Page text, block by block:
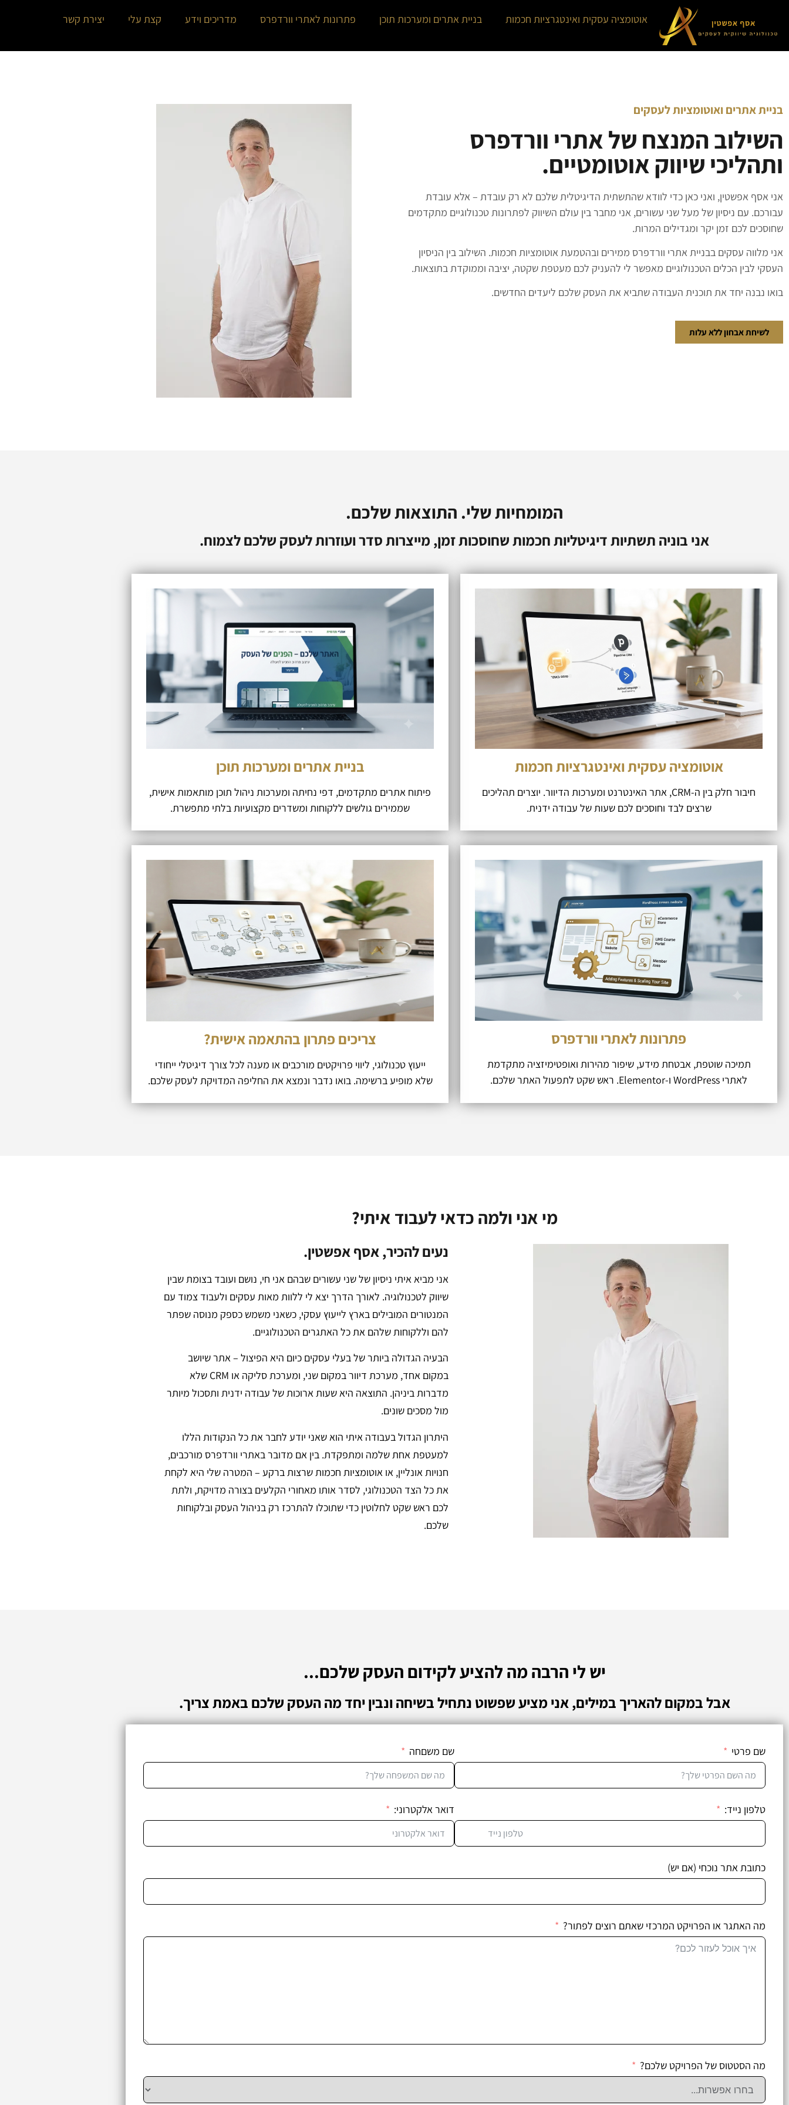
אוטומציה עסקית ואינטגרציות חכמות בניית אתרים ומערכות תוכן פתרונות לאתרי וורדפרס מדריכים וידע קצת עלי יצירת קשר
בניית אתרים ואוטומציות לעסקים
השילוב המנצח של אתרי וורדפרס
ותהליכי שיווק אוטומטיים.
אני אסף אפשטין, ואני כאן כדי לוודא שהתשתית הדיגיטלית שלכם לא רק עובדת – אלא עובדת
עבורכם. עם ניסיון של מעל שני עשורים, אני מחבר בין עולם השיווק לפתרונות טכנולוגיים מתקדמים
שחוסכים לכם זמן יקר ומגדילים המרות.
אני מלווה עסקים בבניית אתרי וורדפרס ממירים ובהטמעת אוטומציות חכמות. השילוב בין הניסיון
העסקי לבין הכלים הטכנולוגיים מאפשר לי להעניק לכם מעטפת שקטה, יציבה וממוקדת בתוצאות.
בואו נבנה יחד את תוכנית העבודה שתביא את העסק שלכם ליעדים החדשים.
לשיחת אבחון ללא עלות
המומחיות שלי. התוצאות שלכם.
אני בוניה תשתיות דיגיטליות חכמות שחוסכות זמן, מייצרות סדר ועוזרות לעסק שלכם לצמוח.
אוטומציה עסקית ואינטגרציות חכמות
חיבור חלק בין ה-CRM, אתר האינטרנט ומערכות הדיוור. יוצרים תהליכים
שרצים לבד וחוסכים לכם שעות של עבודה ידנית.
בניית אתרים ומערכות תוכן
פיתוח אתרים מתקדמים, דפי נחיתה ומערכות ניהול תוכן מותאמות אישית,
שממירים גולשים ללקוחות ומשדרים מקצועיות בלתי מתפשרת.
פתרונות לאתרי וורדפרס
תמיכה שוטפת, אבטחת מידע, שיפור מהירות ואופטימיזציה מתקדמת
לאתרי WordPress ו-Elementor. ראש שקט לתפעול האתר שלכם.
צריכים פתרון בהתאמה אישית?
ייעוץ טכנולוגי, ליווי פרויקטים מורכבים או מענה לכל צורך דיגיטלי ייחודי
שלא מופיע ברשימה. בואו נדבר ונמצא את החליפה המדויקת לעסק שלכם.
מי אני ולמה כדאי לעבוד איתי?
נעים להכיר, אסף אפשטין.
אני מביא איתי ניסיון של שני עשורים שבהם אני חי, נושם ועובד בצומת שבין
שיווק לטכנולוגיה. לאורך הדרך יצא לי ללוות מאות עסקים ולעבוד צמוד עם
המנטורים המובילים בארץ לייעוץ עסקי, כשאני משמש כספק מנוסה שפתר
להם וללקוחות שלהם את כל האתגרים הטכנולוגיים.
הבעיה הגדולה ביותר של בעלי עסקים כיום היא הפיצול – אתר שיושב
במקום אחד, מערכת דיוור במקום שני, ומערכת סליקה או CRM שלא
מדברות ביניהן. התוצאה היא שעות ארוכות של עבודה ידנית ותסכול מיותר
מול מסכים שונים.
היתרון הגדול בעבודה איתי הוא שאני יודע לחבר את כל הנקודות הללו
למעטפת אחת שלמה ומתפקדת. בין אם מדובר באתרי וורדפרס מורכבים,
חנויות אונליין, או אוטומציות חכמות שרצות ברקע – המטרה שלי היא לקחת
את כל הצד הטכנולוגי, לסדר אותו מאחורי הקלעים בצורה מדויקת, ולתת
לכם ראש שקט לחלוטין כדי שתוכלו להתרכז רק בניהול העסק ובלקוחות
שלכם.
יש לי הרבה מה להציע לקידום העסק שלכם...
אבל במקום להאריך במילים, אני מציע שפשוט נתחיל בשיחה ונבין יחד מה העסק שלכם באמת צריך.
שם פרטי שם משםחה
טלפון נייד: דואר אלקטרוני:
כתובת אתר נוכחי (אם יש)
מה האתגר או הפרויקט המרכזי שאתם רוצים לפתור?
מה הסטטוס של הפרויקט שלכם?